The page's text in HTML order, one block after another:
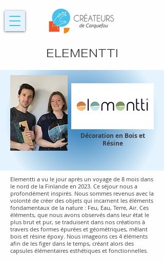
ELEMENTTI
Décoration en Bois et
Résine
Elementti a vu le jour après un voyage de 8 mois dans
le nord de la Finlande en 2023. Ce séjour nous a
profondément inspirés. Nous sommes revenus avec la
volonté de créer des objets qui incarnent les éléments
fondamentaux de la nature : Feu, Eau, Terre, Air. Ces
éléments, que nous avons observés dans leur état le
plus brut et pur, se traduisent dans nos créations à
travers des formes épurées et géométriques, mêlant
bois et résine époxy. Nous imageons ces 4 éléments
afin de les figer dans le temps, créant alors des
capsules élémentaires esthétiques et fonctionnelles.